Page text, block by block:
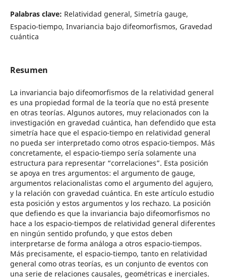
Palabras clave: Relatividad general, Simetría gauge,
Espacio-tiempo, Invariancia bajo difeomorfismos, Gravedad
cuántica
Resumen
La invariancia bajo difeomorfismos de la relatividad general
es una propiedad formal de la teoría que no está presente
en otras teorías. Algunos autores, muy relacionados con la
investigación en gravedad cuántica, han defendido que esta
simetría hace que el espacio-tiempo en relatividad general
no pueda ser interpretado como otros espacio-tiempos. Más
concretamente, el espacio-tiempo sería solamente una
estructura para representar “correlaciones”. Esta posición
se apoya en tres argumentos: el argumento de gauge,
argumentos relacionalistas como el argumento del agujero,
y la relación con gravedad cuántica. En este artículo estudio
esta posición y estos argumentos y los rechazo. La posición
que defiendo es que la invariancia bajo difeomorfismos no
hace a los espacio-tiempos de relatividad general diferentes
en ningún sentido profundo, y que estos deben
interpretarse de forma análoga a otros espacio-tiempos.
Más precisamente, el espacio-tiempo, tanto en relatividad
general como otras teorías, es un conjunto de eventos con
una serie de relaciones causales, geométricas e inerciales.